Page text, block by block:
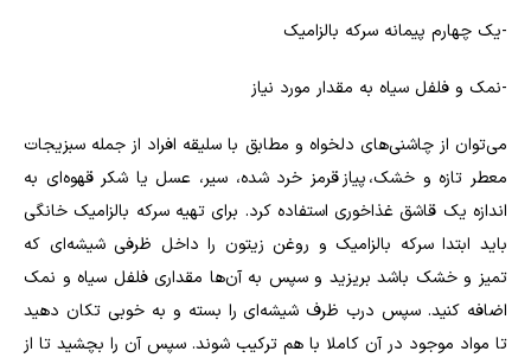
-یک چهارم پیمانه سرکه بالزامیک
-نمک و فلفل سیاه به مقدار مورد نیاز
می‌توان از چاشنی‌های دلخواه و مطابق با سلیقه افراد از جمله سبزیجات
معطر تازه و خشک، پیاز قرمز خرد شده، سیر، عسل یا شکر قهوه‌ای به
اندازه یک قاشق غذاخوری استفاده کرد. برای تهیه سرکه بالزامیک خانگی
باید ابتدا سرکه بالزامیک و روغن زیتون را داخل ظرفی شیشه‌ای که
تمیز و خشک باشد بریزید و سپس به آن‌ها مقداری فلفل سیاه و نمک
اضافه کنید. سپس درب ظرف شیشه‌ای را بسته و به خوبی تکان دهید
تا مواد موجود در آن کاملا با هم ترکیب شوند. سپس آن را بچشید تا از